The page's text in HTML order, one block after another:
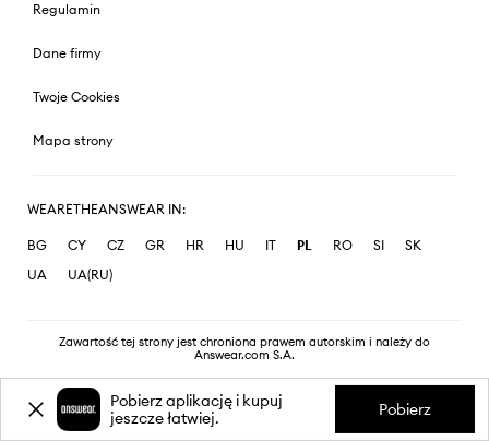
Regulamin
Dane firmy
Twoje Cookies
Mapa strony
WEARETHEANSWEAR IN:
BG CY CZ GR HR HU IT PL RO SI
SK
UA
UA(RU)
Zawartość tej strony jest chroniona prawem autorskim i należy do
Answear.com S.A.
Pobierz aplikację i kupuj
jeszcze łatwiej.
Pobierz